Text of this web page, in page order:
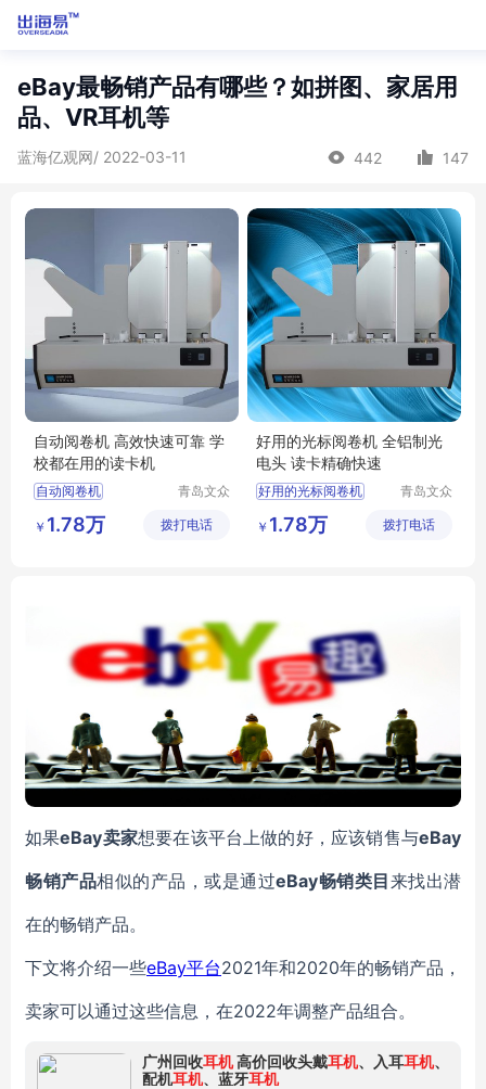
eBay最畅销产品有哪些？如拼图、家居用
品、VR耳机等
蓝海亿观网/ 2022-03-11 442 147
自动阅卷机 高效快速可靠 学
校都在用的读卡机
自动阅卷机
学校都在用的读卡机
青岛文众
有限公司
￥ 1.78万 拨打电话
好用的光标阅卷机 全铝制光
电头 读卡精确快速
好用的光标阅卷机
青岛文众
有限公司
￥ 1.78万 拨打电话
如果eBay卖家想要在该平台上做的好，应该销售与eBay
畅销产品相似的产品，或是通过eBay畅销类目来找出潜
在的畅销产品。
下文将介绍一些eBay平台2021年和2020年的畅销产品，
卖家可以通过这些信息，在2022年调整产品组合。
广州回收耳机高价回收头戴耳机、入耳耳机、
配机耳机、蓝牙耳机